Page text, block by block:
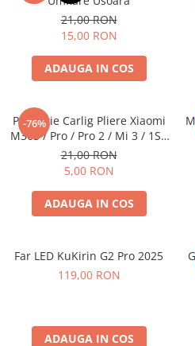
21,00 RON
15,00 RON
ADAUGA IN COS
-76%
Protectie Carlig Pliere Xiaomi
M365 / Pro / Pro 2 / Mi 3 / 1S /
Mi 4
21,00 RON
5,00 RON
ADAUGA IN COS
Far LED KuKirin G2 Pro 2025
119,00 RON
ADAUGA IN COS